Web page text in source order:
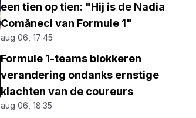
een tien op tien: "Hij is de Nadia
Comăneci van Formule 1"
aug 06, 17:45
Formule 1-teams blokkeren
verandering ondanks ernstige
klachten van de coureurs
aug 06, 18:35